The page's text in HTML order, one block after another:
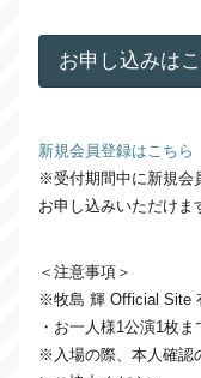
お申し込みは
新規会員登録はこちら
※受付期間中に新規会
お申し込みいただけま
＜注意事項＞
※牧島 輝 Official Site
・お一人様1公演1枚
※入場の際、本人確認